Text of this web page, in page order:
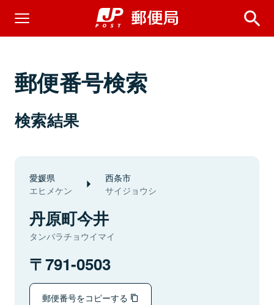
郵便番号検索
検索結果
愛媛県
エヒメケン
西条市
サイジョウシ
丹原町今井
タンバラチョウイマイ
791-0503
郵便番号をコピーする